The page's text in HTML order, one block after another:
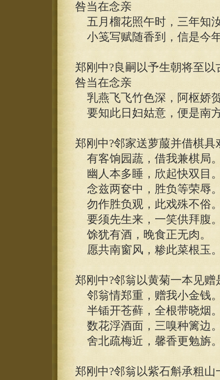
咎当在念亲
五月榴花照午时，三年知
小笺写赋随香到，信是今
郑刚中?良嗣以予生朝将至
咎当在念亲
乳燕飞飞竹色深，阿枢娇
要知此日妇姑意，便是南
郑刚中?邻家送萝菔并借棋
有客饷园蔬，借我兼棋局
幽人本多睡，欣起快双目
念兹两奁中，胜负等荣辱
勿作胜负观，此戏殊不俗
要须先生来，一笑供拜腹
馀犹有酒，晚食正无肉。
愿共南窗风，糁此菜根玉
郑刚中?邻翁以黄菊一本见
邻翁情郑重，赠我小金钱
半锸开苍藓，全根带晓烟
数花浮酒面，三嗅种篱边
舍北疏梅近，馨香更勉旃
郑刚中?邻翁以紫石斛承粗